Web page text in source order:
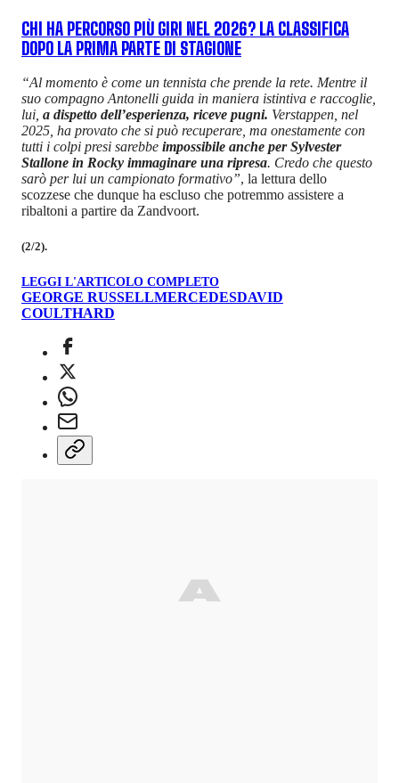
CHI HA PERCORSO PIÙ GIRI NEL 2026? LA CLASSIFICA
DOPO LA PRIMA PARTE DI STAGIONE
“Al momento è come un tennista che prende la rete. Mentre il
suo compagno Antonelli guida in maniera istintiva e raccoglie,
lui, a dispetto dell’esperienza, riceve pugni. Verstappen, nel
2025, ha provato che si può recuperare, ma onestamente con
tutti i colpi presi sarebbe impossibile anche per Sylvester
Stallone in Rocky immaginare una ripresa. Credo che questo
sarò per lui un campionato formativo”, la lettura dello
scozzese che dunque ha escluso che potremmo assistere a
ribaltoni a partire da Zandvoort.
(2/2).
LEGGI L'ARTICOLO COMPLETO
GEORGE RUSSELLMERCEDESDAVID
COULTHARD